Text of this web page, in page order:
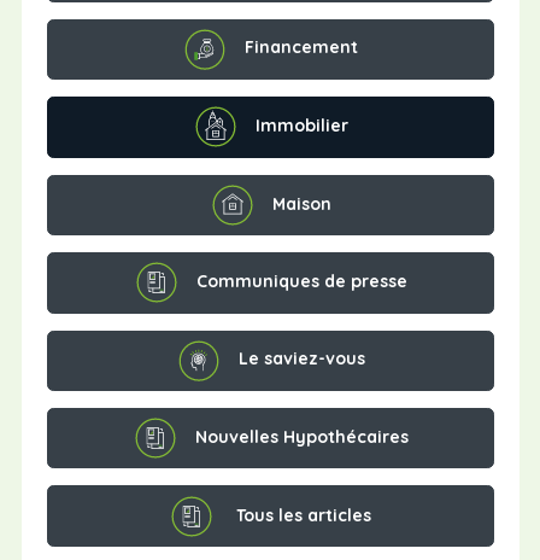
Financement
Immobilier
Maison
Communiques de presse
Le saviez-vous
Nouvelles Hypothécaires
Tous les articles